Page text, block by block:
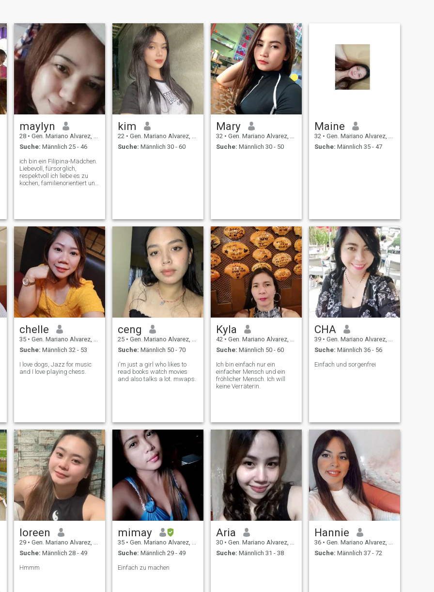
maylyn
28 • Gen. Mariano Alvarez, Cavite, Philippinen
Suche: Männlich 25 - 46
ich bin ein Filipina-Mädchen.
Liebevoll, fürsorglich,
respektvoll ich liebe es zu
kochen, familienorientiert und
auszuprobieren,
Vertrauenswürdigkeit ichts
von meinem Traum ist zu
reisen .. ps.im echt bin kein
Betrüger ok
kim
22 • Gen. Mariano Alvarez, Cavite, Philippinen
Suche: Männlich 30 - 60
Mary
32 • Gen. Mariano Alvarez, Cavite, Philippinen
Suche: Männlich 30 - 50
Maine
32 • Gen. Mariano Alvarez, Cavite, Philippinen
Suche: Männlich 35 - 47
chelle
35 • Gen. Mariano Alvarez, Cavite, Philippinen
Suche: Männlich 32 - 53
I love dogs, Jazz for music
and I love playing chess.
ceng
25 • Gen. Mariano Alvarez, Cavite, Philippinen
Suche: Männlich 50 - 70
i'm just a girl who likes to
read books watch movies
and also talks a lot. mwaps.
Kyla
42 • Gen. Mariano Alvarez, Cavite, Philippinen
Suche: Männlich 50 - 60
Ich bin einfach nur ein
einfacher Mensch und ein
fröhlicher Mensch. Ich will
keine Verräterin.
CHA
39 • Gen. Mariano Alvarez, Cavite, Philippinen
Suche: Männlich 36 - 56
Einfach und sorgenfrei
loreen
29 • Gen. Mariano Alvarez, Cavite, Philippinen
Suche: Männlich 28 - 49
Hmmm
mimay
35 • Gen. Mariano Alvarez, Cavite, Philippinen
Suche: Männlich 29 - 49
Einfach zu machen
Aria
30 • Gen. Mariano Alvarez, Cavite, Philippinen
Suche: Männlich 31 - 38
Hannie
36 • Gen. Mariano Alvarez, Cavite, Philippinen
Suche: Männlich 37 - 72